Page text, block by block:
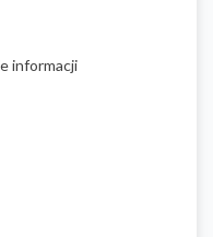
informacji